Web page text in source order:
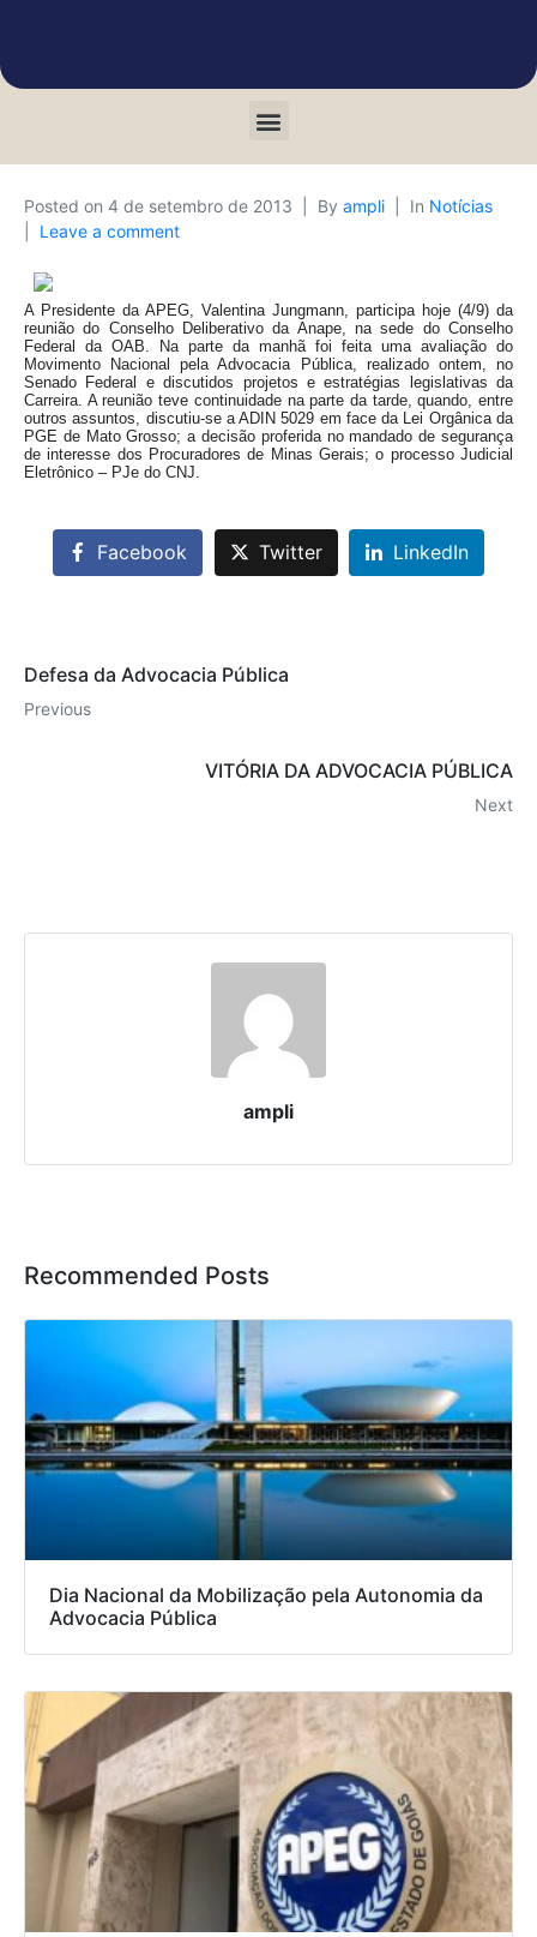
Posted on 4 de setembro de 2013 By ampli In Notícias
Leave a comment
A Presidente da APEG, Valentina Jungmann, participa hoje (4/9) da
reunião do Conselho Deliberativo da Anape, na sede do Conselho
Federal da OAB. Na parte da manhã foi feita uma avaliação do
Movimento Nacional pela Advocacia Pública, realizado ontem, no
Senado Federal e discutidos projetos e estratégias legislativas da
Carreira. A reunião teve continuidade na parte da tarde, quando, entre
outros assuntos, discutiu-se a ADIN 5029 em face da Lei Orgânica da
PGE de Mato Grosso; a decisão proferida no mandado de segurança
de interesse dos Procuradores de Minas Gerais; o processo Judicial
Eletrônico – PJe do CNJ.
Facebook Twitter LinkedIn
Defesa da Advocacia Pública
Previous
VITÓRIA DA ADVOCACIA PÚBLICA
Next
ampli
Recommended Posts
Dia Nacional da Mobilização pela Autonomia da
Advocacia Pública